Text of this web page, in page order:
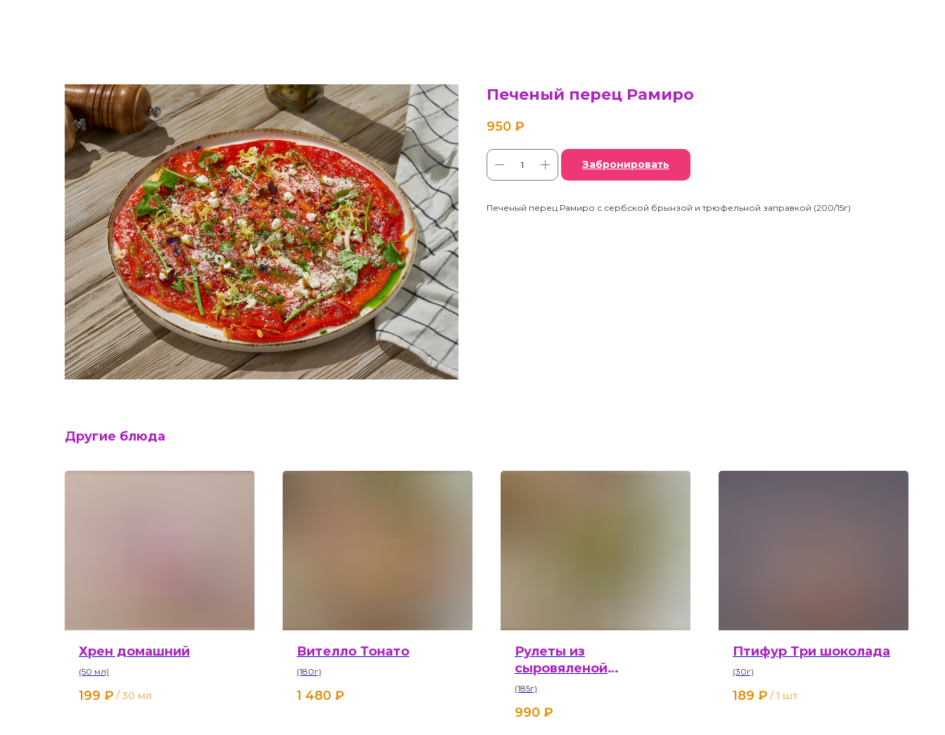
Печеный перец Рамиро
950 ₽
Забронировать
Печеный перец Рамиро с сербской брынзой и трюфельной заправкой (200/15г)
Другие блюда
Хрен домашний
(50 мл)
199 ₽ /30 мл
Вителло Тонато
(180г)
1 480 ₽
Рулеты из
сыровяленой
говядины
(185г)
990 ₽
Птифур Три шоколада
(30г)
189 ₽ / 1 шт